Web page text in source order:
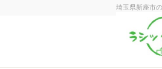
埼玉県新座市